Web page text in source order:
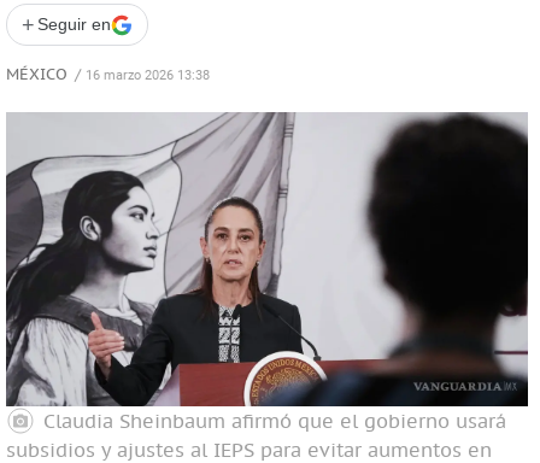
+ Seguir en
MÉXICO / 16 marzo 2026 13:38
Claudia Sheinbaum afirmó que el gobierno usará
subsidios y ajustes al IEPS para evitar aumentos en